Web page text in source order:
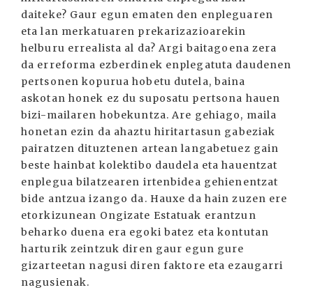
daiteke? Gaur egun ematen den enpleguaren
eta lan merkatuaren prekarizazioarekin
helburu errealista al da? Argi baitagoena zera
da erreforma ezberdinek enplegatuta daudenen
pertsonen kopurua hobetu dutela, baina
askotan honek ez du suposatu pertsona hauen
bizi-mailaren hobekuntza. Are gehiago, maila
honetan ezin da ahaztu hiritartasun gabeziak
pairatzen dituztenen artean langabetuez gain
beste hainbat kolektibo daudela eta hauentzat
enplegua bilatzearen irtenbidea gehienentzat
bide antzua izango da. Hauxe da hain zuzen ere
etorkizunean Ongizate Estatuak erantzun
beharko duena era egoki batez eta kontutan
harturik zeintzuk diren gaur egun gure
gizarteetan nagusi diren faktore eta ezaugarri
nagusienak.